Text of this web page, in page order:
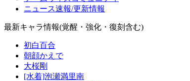
ニュース速報/更新情報
最新キャラ情報(覚醒・強化・復刻含む)
初白百合
朝顔かえで
大桜剛
[水着]泡瀬満里南